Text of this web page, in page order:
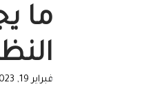
ما
فبراير 19, 2023